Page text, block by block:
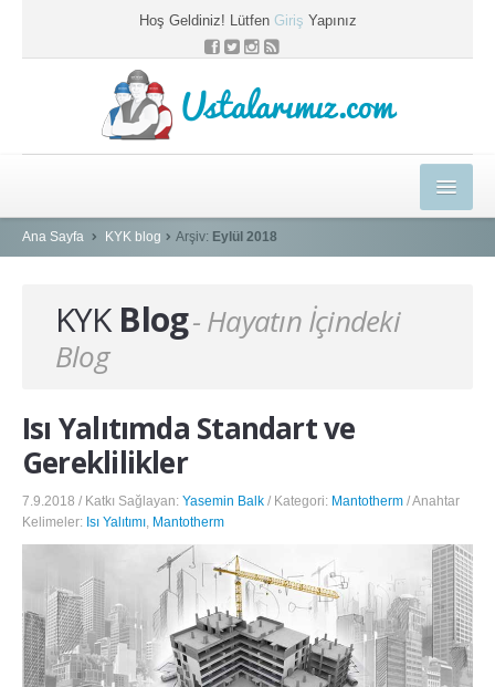
Hoş Geldiniz! Lütfen Giriş Yapınız
Ustalarımız.com
HEDİYELER
KYK BLOG
PROFESYONEL ÇÖZÜMLER
SEPETİM
Ana Sayfa KYK blog Arşiv: Eylül 2018
KYKBlog- Hayatın İçindeki
Blog
Isı Yalıtımda Standart ve
Gereklilikler
7.9.2018 / Katkı Sağlayan: Yasemin Balk / Kategori: Mantotherm / Anahtar
Kelimeler: Isı Yalıtımı Mantotherm